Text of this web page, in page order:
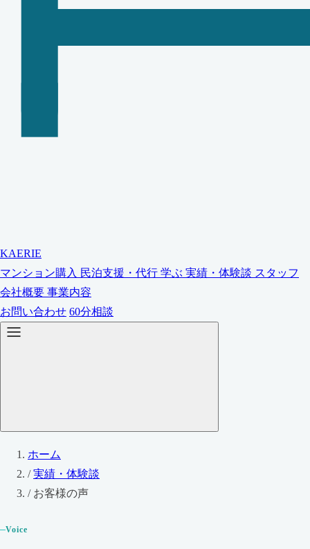
KAERIE
マンション購入 民泊支援・代行 学ぶ 実績・体験談 スタッフ
会社概要 事業内容
お問い合わせ 60分相談
ホーム
/ 実績・体験談
/ お客様の声
Voice